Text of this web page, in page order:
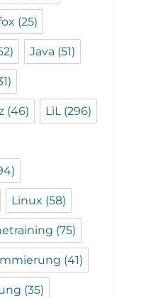
(25)
Java (51)
(46) LiL(296)
Linux (58)
(75)
(41)
(35)